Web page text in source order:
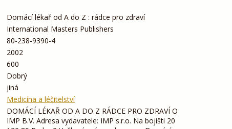
Domácí lékař od A do Z : rádce pro zdraví
International Masters Publishers
80-238-9390-4
2002
600
Dobrý
jiná
Medicína a léčitelství
DOMÁCÍ LÉKAŘ OD A DO Z RÁDCE PRO ZDRAVÍ O
IMP B.V. Adresa vydavatele: IMP s.r.o. Na bojišti 20